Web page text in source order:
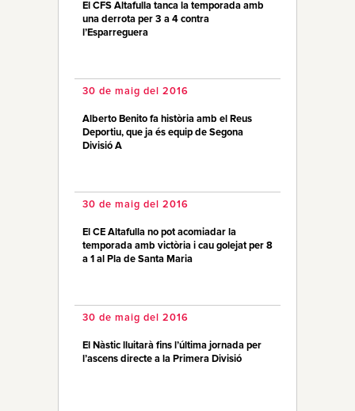
El CFS Altafulla tanca la temporada amb
una derrota per 3 a 4 contra
l’Esparreguera
30 de maig del 2016
Alberto Benito fa història amb el Reus
Deportiu, que ja és equip de Segona
Divisió A
30 de maig del 2016
El CE Altafulla no pot acomiadar la
temporada amb victòria i cau golejat per 8
a 1 al Pla de Santa Maria
30 de maig del 2016
El Nàstic lluitarà fins l’última jornada per
l’ascens directe a la Primera Divisió